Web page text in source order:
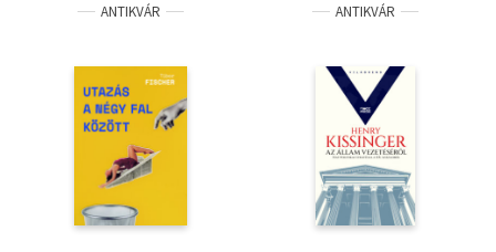
ANTIKVÁR ANTIKVÁR